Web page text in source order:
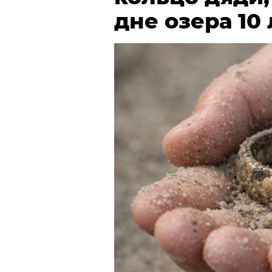
дне озера 10